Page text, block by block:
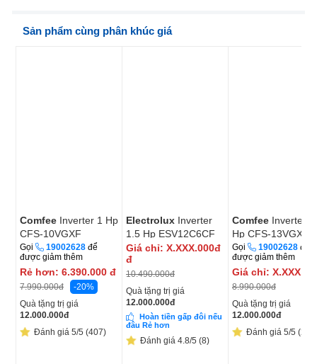
Sản phẩm cùng phân khúc giá
Comfee Inverter 1 Hp
CFS-10VGXF
Gọi 19002628 để
được giảm thêm
Rẻ hơn: 6.390.000 đ
7.990.000đ
-20%
Quà tặng trị giá
12.000.000đ
Đánh giá 5/5 (407)
Electrolux Inverter
1.5 Hp ESV12C6CF
Giá chỉ: X.XXX.000đ
đ
10.490.000đ
Quà tặng trị giá
12.000.000đ
Hoàn tiền gấp đôi nếu
đâu Rẻ hơn
Đánh giá 4.8/5 (8)
Comfee Inverter
Hp CFS-13VGXF
Gọi 19002628 để
được giảm thêm
Giá chỉ:
8.990.000đ
Quà tặng trị giá
12.000.000đ
Đánh giá 5/5